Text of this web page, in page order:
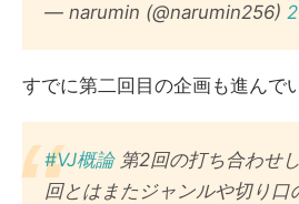
— narumin (@narumin256)
すでに第二回目の企画も進んで
#VJ概論第2回の打ち合わせ
回とはまたジャンルや切り口